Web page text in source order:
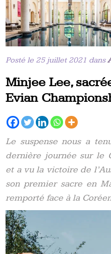
Posté le 25 juillet 2021 dans
Minjee Lee,
Evian
Le suspense nous a
dernière journée sur le
et a vu la victoire de
son premier sacre en
remporté face à la